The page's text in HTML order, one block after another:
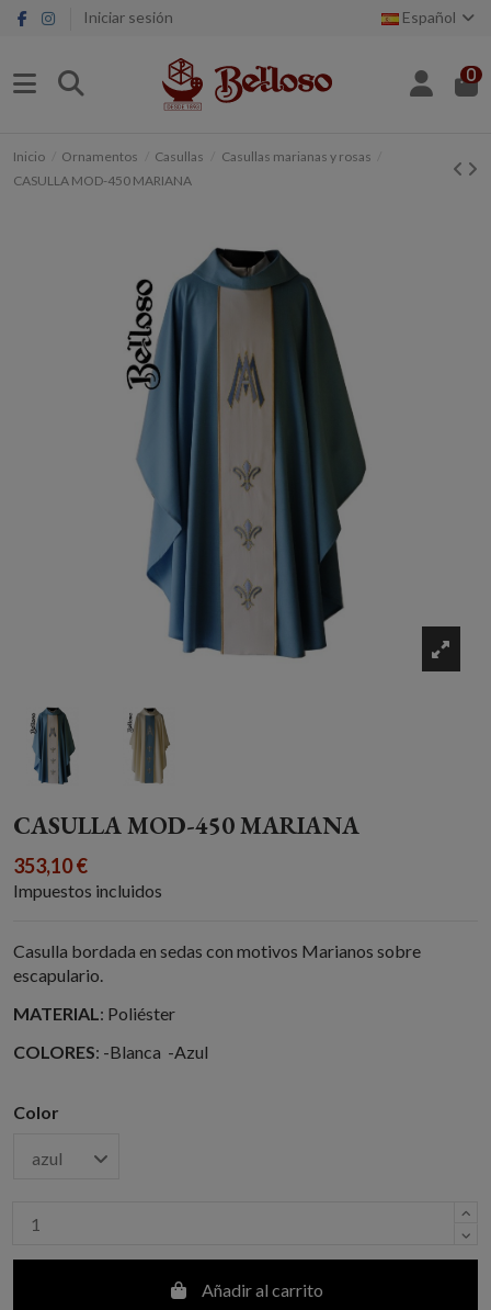
Iniciar sesión Español
0
Inicio Ornamentos Casullas
Casullas marianas y rosas
CASULLA MOD-450 MARIANA
CASULLA MOD-450 MARIANA
353,10 €
Impuestos incluidos
Casulla bordada en sedas con motivos Marianos sobre
escapulario.
MATERIAL: Poliéster
COLORES: -Blanca -Azul
Color
Añadir al carrito